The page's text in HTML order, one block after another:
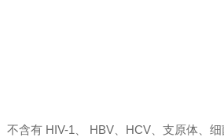
含有 HIV-1、 HBV、HCV、支原体、